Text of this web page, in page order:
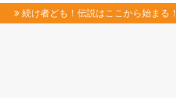
健康
宇宙
続け者ども！伝説はここから始まる！